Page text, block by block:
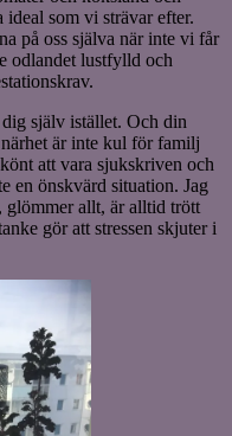
som vi strävar efter.
på oss själva när inte vi får
odlandet lustfylld och
själv istället. Och din
är inte kul för familj
att vara sjukskriven och
en önskvärd situation. Jag
glömmer allt, är alltid trött
gör att stressen skjuter i